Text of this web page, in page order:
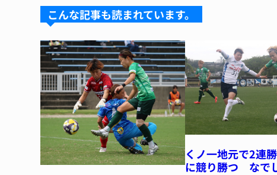
k
y
d
s
b
o
o
k
st
こんな記事も読まれています。
くノ一地元で2連
に競り勝つ なで